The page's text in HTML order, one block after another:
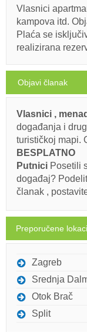
petak,
subota,
8.8.26.
nedelja,
9.8.26.
ponedeljak,
utorak,
Ivan Nane
Address:Brbinj
Vlasnici
kampova itd.
Plaća se
realizirana
Objavi članak
Vlasnici ,
događanja i
turističkoj mapi.
BESPLATNO
Putnici Posetili
događaj?
članak ,
Preporučene
Zagreb
Srednja
Otok Brač
Split